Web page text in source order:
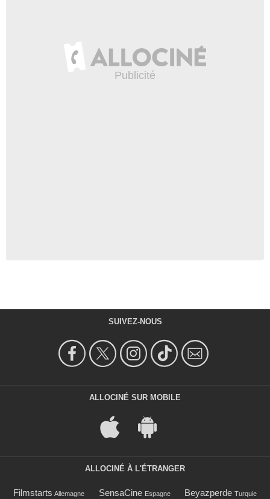
SUIVEZ-NOUS
ALLOCINÉ SUR MOBILE
ALLOCINÉ À L'ÉTRANGER
Filmstarts Allemagne SensaCine Espagne Beyazperde Turquie